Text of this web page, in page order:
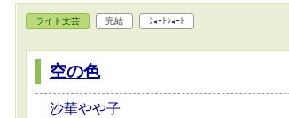
ライト文芸 完結 ｼｮｰﾄｼｮｰﾄ
空の色
沙華やや子